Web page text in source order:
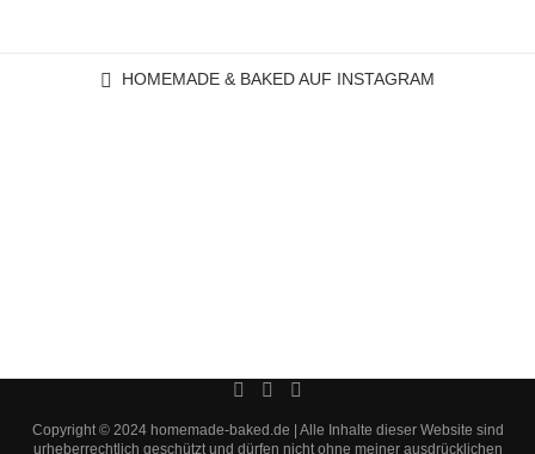
HOMEMADE & BAKED AUF INSTAGRAM
Copyright © 2024 homemade-baked.de | Alle Inhalte dieser Website sind
urheberrechtlich geschützt und dürfen nicht ohne meiner ausdrücklichen